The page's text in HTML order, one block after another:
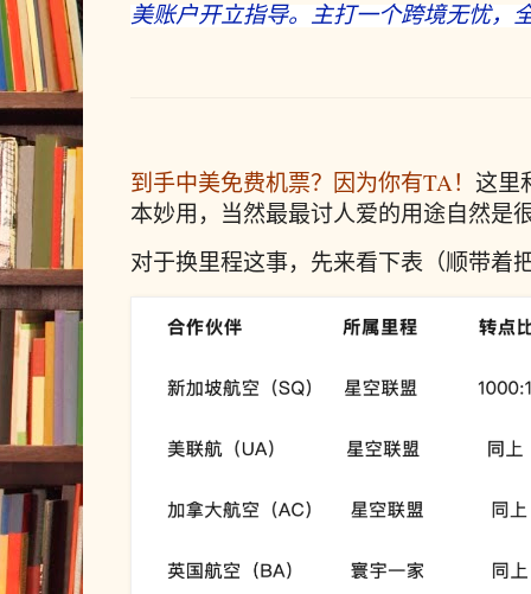
美账户开立指导。主打一个跨境无忧，
到手中美免费机票？因为你有TA！ 这里
本妙用，当然最最讨人爱的用途自然是
对于换里程这事，先来看下表（顺带着